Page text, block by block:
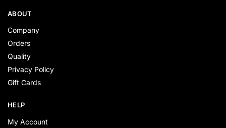
ABOUT
Company
Orders
Quality
Privacy Policy
Gift Cards
HELP
My Account